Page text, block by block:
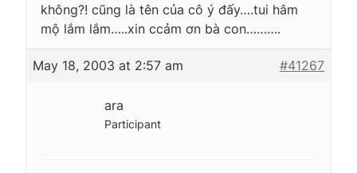
không?! cũng là tên của cô ý đấy….tui hâm
mộ lắm lắm…..xin ccảm ơn bà con……….
May 18, 2003 at 2:57 am #41267
ara
Participant